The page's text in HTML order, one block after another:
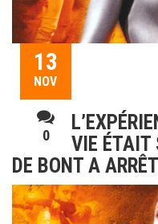
13
NOV
0
VIE ÉTAIT
DE BONT A